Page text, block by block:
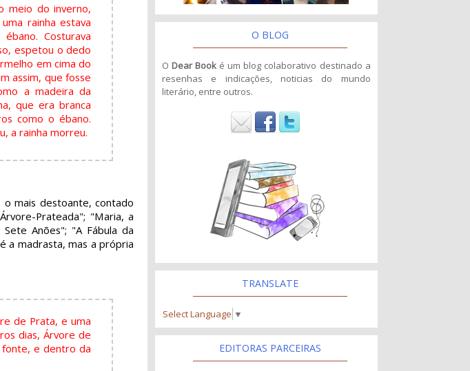
meio do inverno,
rainha estava
Costurava
espetou o dedo
em cima do
assim, que fosse
a madeira da
que era branca
como o ébano.
a rainha morreu.
mais destoante, contado
Prateada"; "Maria, a
Anões"; "A Fábula da
a madrasta, mas a própria
de Prata, e uma
dias, Árvore de
fonte, e dentro da
O BLOG
O Dear Book é um blog colaborativo destinado a
resenhas e indicações, noticias do mundo
literário, entre outros.
TRANSLATE
Select Language ▼
EDITORAS PARCEIRAS